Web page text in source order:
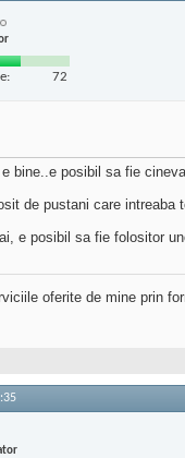
72
bine..e posibil sa fie
de pustani care
e posibil sa fie folositor
oferite de mine prin